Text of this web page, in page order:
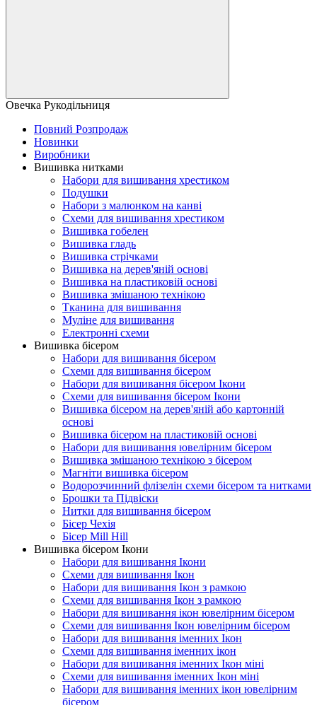
Овечка Рукодільниця
Повний Розпродаж
Новинки
Виробники
Вишивка нитками
Набори для вишивання хрестиком
Подушки
Набори з малюнком на канві
Схеми для вишивання хрестиком
Вишивка гобелен
Вишивка гладь
Вишивка стрічками
Вишивка на дерев'яній основі
Вишивка на пластиковій основі
Вишивка змішаною технікою
Тканина для вишивання
Муліне для вишивання
Електронні схеми
Вишивка бісером
Набори для вишивання бісером
Схеми для вишивання бісером
Набори для вишивання бісером Ікони
Схеми для вишивання бісером Ікони
Вишивка бісером на дерев'яній або картонній
основі
Вишивка бісером на пластиковій основі
Набори для вишивання ювелірним бісером
Вишивка змішаною технікою з бісером
Магніти вишивка бісером
Водорозчинний флізелін схеми бісером та нитками
Брошки та Підвіски
Нитки для вишивання бісером
Бісер Чехія
Бісер Mill Hill
Вишивка бісером Ікони
Набори для вишивання Ікони
Схеми для вишивання Ікон
Набори для вишивання Ікон з рамкою
Схеми для вишивання Ікон з рамкою
Набори для вишивання ікон ювелірним бісером
Схеми для вишивання Ікон ювелірним бісером
Набори для вишивання іменних Ікон
Схеми для вишивання іменних ікон
Набори для вишивання іменних Ікон міні
Схеми для вишивання іменних Ікон міні
Набори для вишивання іменних ікон ювелірним
бісером